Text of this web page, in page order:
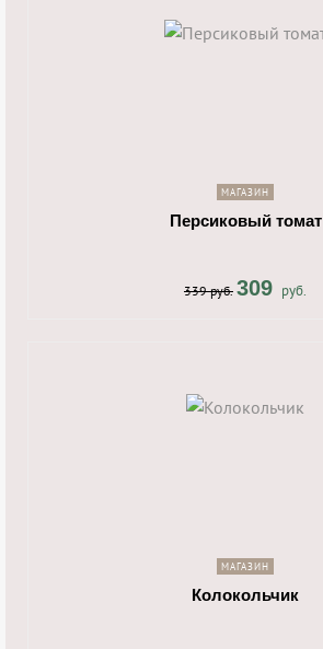
МАГАЗИН
Персиковый томат
339 руб. 309 руб.
МАГАЗИН
Колокольчик